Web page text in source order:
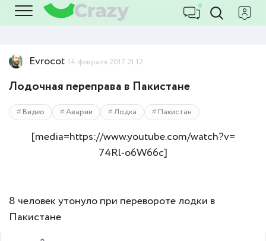
Evrocot 14 февраля 2017 21:12
Лодочная переправа в Пакистане
Видео Аварии Лодка Пакистан
[media=https://www.youtube.com/watch?v=
74Rl-o6W66c]
8 человек утонуло при перевороте лодки в
Пакистане